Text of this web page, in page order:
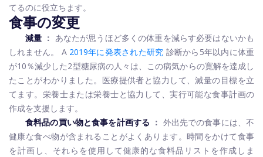
てるのに役立ちます。
食事の変更
減量 ： あなたが思うほど多くの体重を減らす必要はないかも
しれません。 A 2019年に発表された研究 診断から5年以内に体重
が10％減少した2型糖尿病の人々は、この病気からの寛解を達成し
たことがわかりました。医療提供者と協力して、減量の目標を立
てます。栄養士または栄養士と協力して、実行可能な食事計画の
作成を支援します。
食料品の買い物と食事を計画する ： 外出先での食事には、不
健康な食べ物が含まれることがよくあります。時間をかけて食事
を計画し、それらを使用して健康的な食料品リストを作成しま